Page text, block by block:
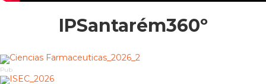
IPSantarém360º
Pub